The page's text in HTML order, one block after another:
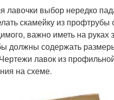
выбор нередко
скамейку из
важно иметь на руках
должны содержать
лавок из
на схеме.